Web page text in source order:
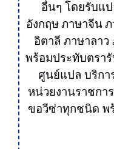
อื่นๆ โดยรับแ
อังกฤษ ภาษาจีน
อิตาลี ภาษาลาว
พร้อมประทับตรา
ศูนย์แปล บริกา
หน่วยงานราชกา
ขอวีซ่าทุกชนิด พ